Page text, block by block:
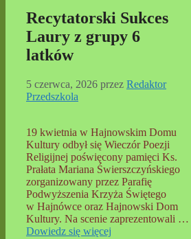
Recytatorski Sukces
Laury z grupy 6
latków
5 czerwca, 2026 przez Redaktor
Przedszkola
19 kwietnia w Hajnowskim Domu
Kultury odbył się Wieczór Poezji
Religijnej poświęcony pamięci Ks.
Prałata Mariana Świerszczyńskiego
zorganizowany przez Parafię
Podwyższenia Krzyża Świętego
w Hajnówce oraz Hajnowski Dom
Kultury. Na scenie zaprezentowali …
Dowiedz się więcej